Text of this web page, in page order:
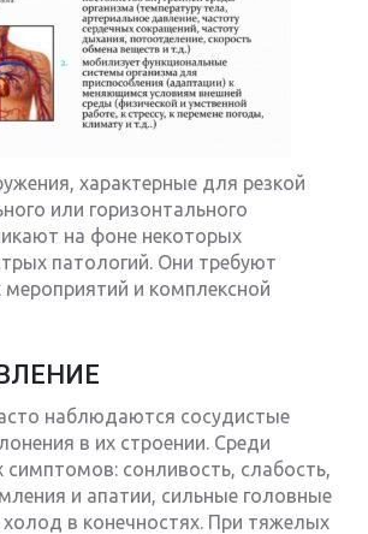
характерные для резкой
или горизонтального
на фоне некоторых
патологий. Они требуют
мероприятий и комплексной
наблюдаются сосудистые
в их строении. Среди
сонливость, слабость,
и апатии, сильные головные
в конечностях. При тяжелых